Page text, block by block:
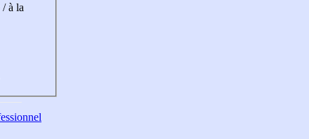
/ à la